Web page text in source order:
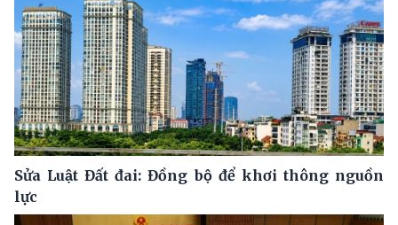
Sửa Luật Đất đai: Đồng bộ để khơi thông nguồn
lực